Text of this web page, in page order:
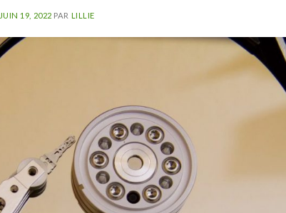
JUIN 19, 2022 PAR LILLIE